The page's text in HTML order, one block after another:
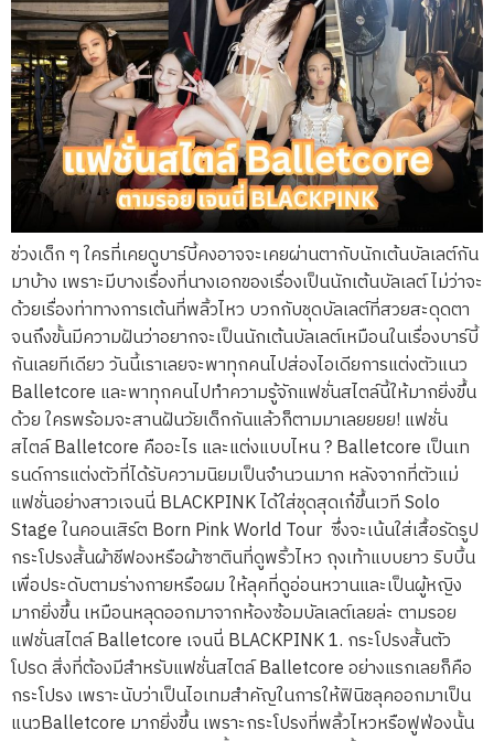
ช่วงเด็ก ๆ ใครที่เคยดูบาร์บี้คงอาจจะเคยผ่านตากับนักเต้นบัลเลต์กัน
มาบ้าง เพราะมีบางเรื่องที่นางเอกของเรื่องเป็นนักเต้นบัลเลต์ ไม่ว่าจะ
ด้วยเรื่องท่าทางการเต้นที่พลิ้วไหว บวกกับชุดบัลเลต์ที่สวยสะดุดตา
จนถึงขั้นมีความฝันว่าอยากจะเป็นนักเต้นบัลเลต์เหมือนในเรื่องบาร์บี้
กันเลยทีเดียว วันนี้เราเลยจะพาทุกคนไปส่องไอเดียการแต่งตัวแนว
Balletcore และพาทุกคนไปทำความรู้จักแฟชั่นสไตล์นี้ให้มากยิ่งขึ้น
ด้วย ใครพร้อมจะสานฝันวัยเด็กกันแล้วก็ตามมาเลยยยย! แฟชั่น
สไตล์ Balletcore คืออะไร และแต่งแบบไหน ? Balletcore เป็นเท
รนด์การแต่งตัวที่ได้รับความนิยมเป็นจำนวนมาก หลังจากที่ตัวแม่
แฟชั่นอย่างสาวเจนนี่ BLACKPINK ได้ใส่ชุดสุดเก๋ขึ้นเวที Solo
Stage ในคอนเสิร์ต Born Pink World Tour ซึ่งจะเน้นใส่เสื้อรัดรูป
กระโปรงสั้นผ้าชีฟองหรือผ้าซาตินที่ดูพริ้วไหว ถุงเท้าแบบยาว ริบบิ้น
เพื่อประดับตามร่างกายหรือผม ให้ลุคที่ดูอ่อนหวานและเป็นผู้หญิง
มากยิ่งขึ้น เหมือนหลุดออกมาจากห้องซ้อมบัลเลต์เลยล่ะ ตามรอย
แฟชั่นสไตล์ Balletcore เจนนี่ BLACKPINK 1. กระโปรงสั้นตัว
โปรด สิ่งที่ต้องมีสำหรับแฟชั่นสไตล์ Balletcore อย่างแรกเลยก็คือ
กระโปรง เพราะนับว่าเป็นไอเทมสำคัญในการให้ฟินิชลุคออกมาเป็น
แนวBalletcore มากยิ่งขึ้น เพราะกระโปรงที่พลิ้วไหวหรือฟูฟ่องนั้น